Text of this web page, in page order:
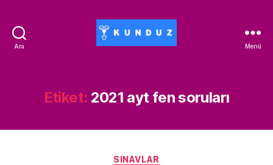
Ara
-
ALİSAN453T-
Menü
Etiket: 2021 ayt fen soruları
Kategoriler
SINAVLAR